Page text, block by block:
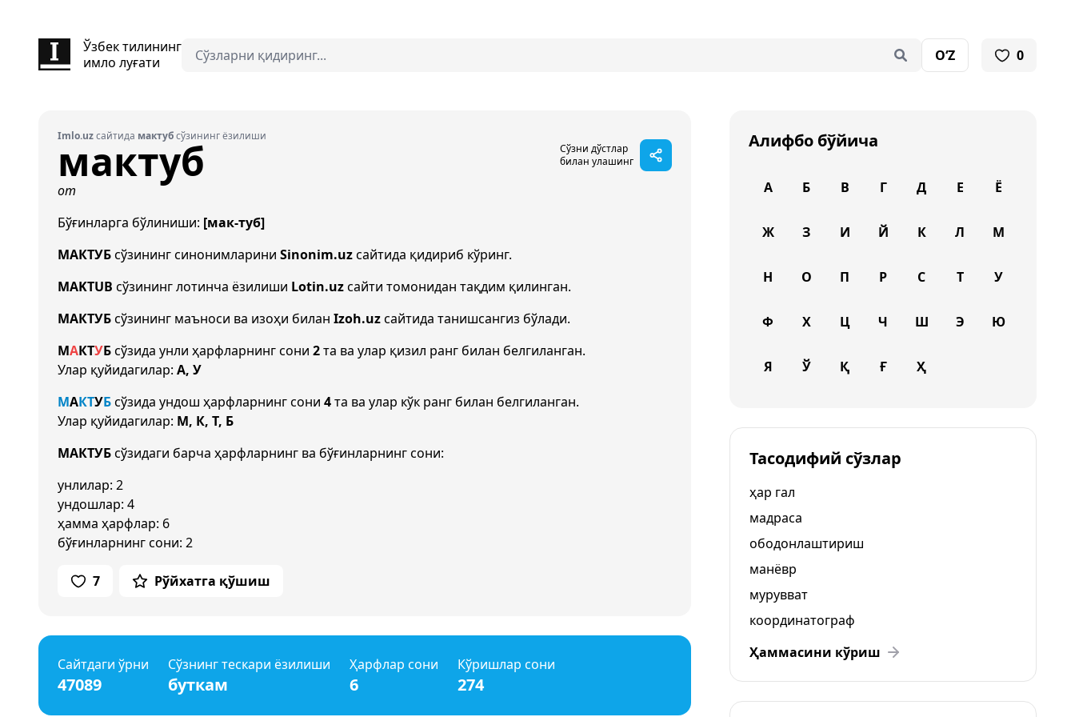
Ўзбек тилининг
имло луғати
O‘Z 0
Imlo.uzсайтида мактубсўзининг ёзилиши
мактуб
Сўзни дўстлар
билан улашинг
от
Бўғинларга бўлиниши: [мак-туб]
МАКТУБсўзининг синонимларини Sinonim.uzсайтида қидириб кўринг.
MAKTUB сўзининг лотинча ёзилиши Lotin.uzсайти томонидан тақдим қилинган.
МАКТУБсўзининг маъноси ва изоҳи билан Izoh.uzсайтида танишсангиз бўлади.
МАКТУБсўзида унли ҳарфларнинг сони 2та ва улар қизил ранг билан белгиланган.
Улар қуйидагилар: А, У
МАКТУБсўзида ундош ҳарфларнинг сони 4та ва улар кўк ранг билан белгиланган.
Улар қуйидагилар: М, К, Т, Б
МАКТУБсўзидаги барча ҳарфларнинг ва бўғинларнинг сони:
унлилар: 2
ундошлар: 4
ҳамма ҳарфлар: 6
бўғинларнинг сони: 2
7 Рўйхатга қўшиш
Сайтдаги ўрни
47089
Сўзнинг тескари ёзилиши
буткам
Ҳарфлар сони
6
Кўришлар сони
274
Алифбо бўйича
А Б В Г Д Е Ё
Ж З И Й К Л М
Н О П Р С Т У
Ф Х Ц Ч Ш Э Ю
Я Ў Қ Ғ Ҳ
Тасодифий сўзлар
ҳар гал
мадраса
ободонлаштириш
манёвр
мурувват
координатограф
Ҳаммасини кўриш